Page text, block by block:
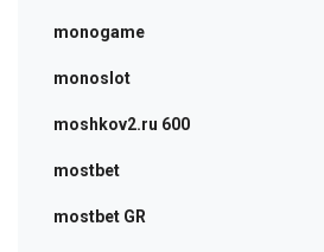
monogame
monoslot
moshkov2.ru 600
mostbet
mostbet GR